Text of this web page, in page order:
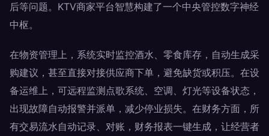
后等问题。KTV商家平台智慧构建了一个中央管控数字神经
中枢。
在物资管理上，系统实时监控酒水、零食库存，自动生成采
购建议，甚至直接对接供应商下单，避免缺货或积压。在设
备运维上，可远程监测点歌系统、空调、灯光等设备状态，
出现故障自动报警并派单，减少停业损失。在财务方面，所
有交易流水自动记录、对账，财务报表一键生成，让经营者